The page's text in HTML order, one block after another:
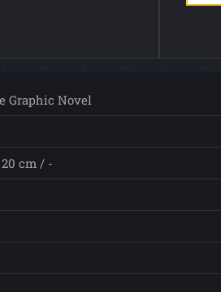
Graphic Novel
cm / -